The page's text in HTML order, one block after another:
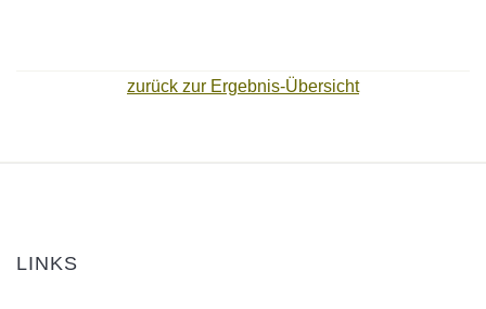
zurück zur Ergebnis-Übersicht
LINKS